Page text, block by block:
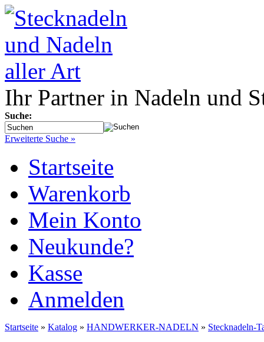
Ihr Partner in Nadeln und
Suche:
Erweiterte Suche »
Startseite
Warenkorb
Mein Konto
Neukunde?
Kasse
Anmelden
Startseite » Katalog » HANDWERKER-NADELN » Stecknadeln-